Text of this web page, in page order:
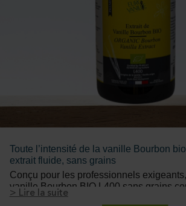
Toute l’intensité de la vanille Bourbon
extrait fluide, sans grains
Conçu pour les professionnels
vanille Bourbon BIO L400 sans grains
puissance aromatique naturelle de la
> Lire la suite